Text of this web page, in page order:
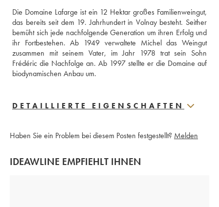
Die Domaine Lafarge ist ein 12 Hektar großes Familienweingut,
das bereits seit dem 19. Jahrhundert in Volnay besteht. Seither
bemüht sich jede nachfolgende Generation um ihren Erfolg und
ihr Fortbestehen. Ab 1949 verwaltete Michel das Weingut
zusammen mit seinem Vater, im Jahr 1978 trat sein Sohn
Frédéric die Nachfolge an. Ab 1997 stellte er die Domaine auf
biodynamischen Anbau um.
DETAILLIERTE EIGENSCHAFTEN
Haben Sie ein Problem bei diesem Posten festgestellt? Melden
IDEAWLINE EMPFIEHLT IHNEN